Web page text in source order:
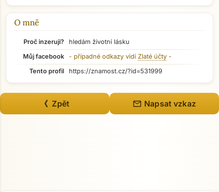
Přejít na hlavní obsah
O mně
Proč inzeruji?
hledám životní lásku
Můj facebook
- případné odkazy vidí Zlaté účty -
Tento profil
https://znamost.cz/?id=531999
《 Zpět mail Napsat vzkaz